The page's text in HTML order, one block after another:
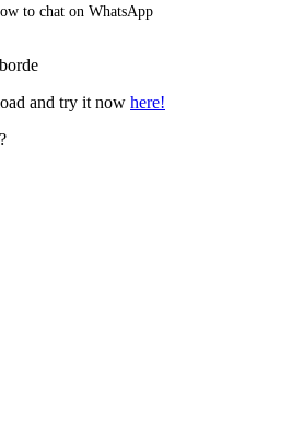
to chat on WhatsApp
and try it now here!